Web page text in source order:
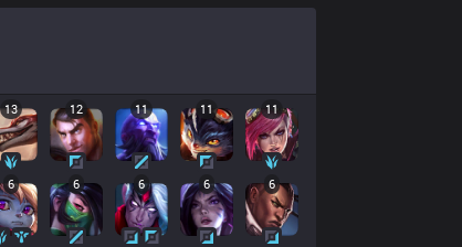
13 12 11 11 11
6 6 6 6 6